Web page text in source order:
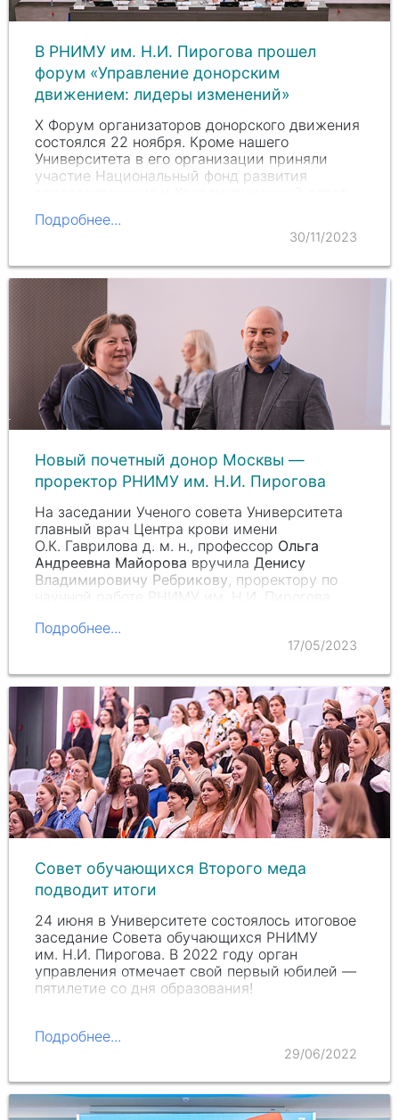
В РНИМУ им. Н.И. Пирогова прошел
форум «Управление донорским
движением: лидеры изменений»
X Форум организаторов донорского движения
состоялся 22 ноября. Кроме нашего
Университета в его организации приняли
участие Национальный фонд развития
по донорству крови при Общественной палате
Российской Федерации.…
Подробнее...
30/11/2023
Новый почетный донор Москвы —
проректор РНИМУ им. Н.И. Пирогова
На заседании Ученого совета Университета
главный врач Центра крови имени
О.К. Гаврилова д. м. н., профессор Ольга
Андреевна Майорова вручила Денису
Владимировичу Ребрикову, проректору по
научной работе РНИМУ им.
Н.И. Пи
Подробнее...
17/05/2023
Совет обучающихся Второго меда
подводит итоги
24 июня в Университете состоялось итоговое
заседание Совета обучающихся РНИМУ
им. Н.И. Пирогова. В 2022 году орган
управления отмечает свой первый юбилей —
пятилетие со дня образования!
Подробнее...
29/06/2022